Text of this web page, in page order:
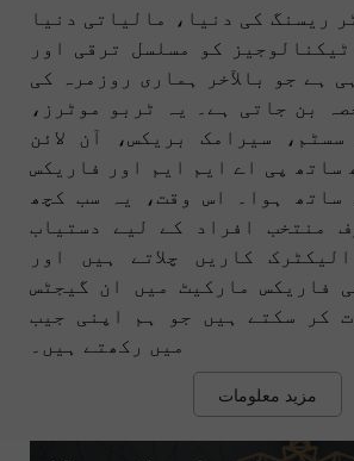
ریسنگ کی دنیا، مالیاتی دنیا
کو مسلسل ترقی اور
ہے جو بالآخر ہماری روزمرہ کی
بن جاتی ہے۔ یہ ٹربو موٹرز،
سیرامک بریکس، آن لائن
ساتھ پی اے ایم ایم اور فاریکس
ساتھ ہوا۔ اس وقت، یہ سب کچھ
منتخب افراد کے لیے دستیاب
کاریں چلاتے ہیں اور
فاریکس مارکیٹ میں ان گیجٹس
کر سکتے ہیں جو ہم اپنی جیب
میں رکھتے ہیں۔
مزید معلومات